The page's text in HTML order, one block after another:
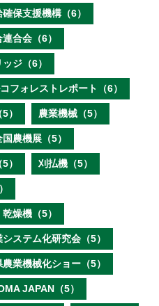
保支援機構（6）
合会（6）
ジ（6）
フォレストレポート（6）
） 農業機械（5）
農機展（5）
） 刈払機（5）
乾燥機（5）
ステム化研究会（5）
業機械化ショー（5）
JAPAN（5）